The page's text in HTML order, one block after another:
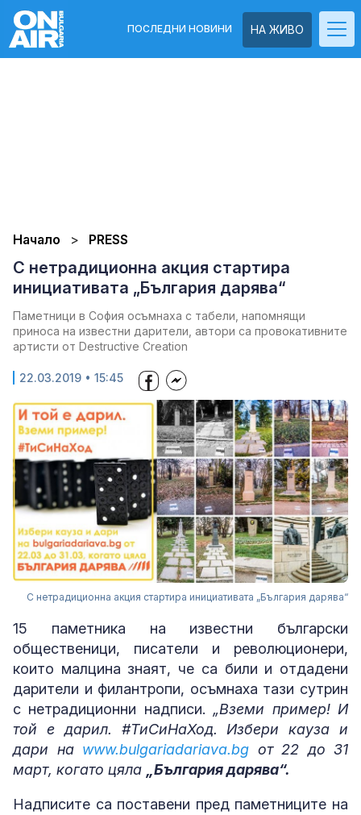
НА ЖИВО
ПОСЛЕДНИ НОВИНИ
Начало PRESS
С нетрадиционна акция стартира
инициативата „България дарява“
Паметници в София осъмнаха с табели, напомнящи
приноса на известни дарители, автори са провокативните
артисти от Destructive Creation
22.03.2019 • 15:45
С нетрадиционна акция стартира инициативата „България дарява“
15 паметника на известни български
общественици, писатели и революционери,
които малцина знаят, че са били и отдадени
дарители и филантропи, осъмнаха тази сутрин
с нетрадиционни надписи. „Вземи пример! И
той е дарил. #ТиСиНаХод. Избери кауза и
дари на www.bulgariadariava.bg от 22 до 31
март, когато цяла
„България дарява“.
Надписите са поставени пред паметниците на